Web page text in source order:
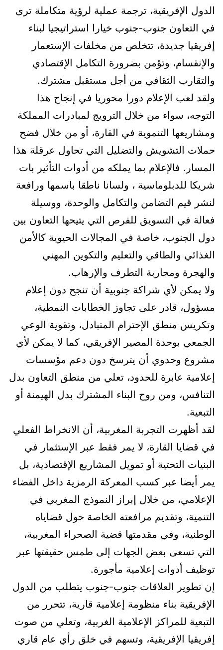
الدول الإفريقية، ترجمة عملية لرؤية متكاملة ترى
في التعاون جنوب-جنوب خيارا استراتيجيا لبناء
إفريقيا جديدة، تتخلص من مخلفات الإستعمار
والإنقسام، وتؤمن بضرورة التكامل الإقتصادي
والتقارب الثقافي من أجل مستقبل مشترك.
ولقد لعب الإعلام دورا محوريا في إنجاح هذا
التوجه، سواء من خلال الترويج لمبادرات المملكة
ومشاريعها التنموية في القارة، أو من خلال فضح
حملات التشويش والتضليل التي تحاول عرقلة هذا
المسار. فالإعلام بما يملكه من أدوات التأثير بات
شريكا للدبلوماسية ، ولسانا ناطقا باسمها ورافعة
لنشر قيم التضامن والتكامل والوحدة، ووسيلة
فعالة في التسويق للفرص التي يتيحها التعاون بين
دول الجنوب، خاصة في المجالات الحيوية كالأمن
الغذائي والطاقي والتعليم والتكوين المهني
والهجرة ومحاربة التطرف والإرهاب.
ولا يمكن لأي شراكة جنوبية أن تنجح دون إعلام
مسؤول، قادر على تجاوز الخطابات النمطية،
وتكريس منطق الإحترام المتبادل، وتقوية الوعي
الجمعي بوحدة المصير الإفريقي، كما لا يمكن لأي
مشروع وحدوي أن يترسخ دون دعم مؤسسات
إعلامية عابرة للحدود، تعلي من منطق التعاون بدل
التنافس، ومن روح البناء المشترك بدل الهيمنة أو
التبعية.
لقد أظهرت التجربة المغربية، أن الانخراط الفعلي
في قضايا القارة، لا يمر فقط عبر الإستثمار في
البنيات التحتية أو تمويل المشاريع الإقتصادية، بل
يمر أيضا عبر كسب المعركة الرمزية داخل الفضاء
الإعلامي، من خلال إبراز النموذج المغربي في
التنمية، وتقديم مرافعته الخاصة حول قضاياه
الوطنية، وفي مقدمتها قضية الصحراء المغربية،
التي تسعى بعض الجهات إلى طمس حقيقتها عبر
توظيف أدوات إعلامية مأجورة.
إن تطوير العلاقات جنوب-جنوب يتطلب من الدول
الإفريقية بناء منظومة إعلامية قارية، تتحرر من
التبعية للمراكز الإعلامية الغربية، وتعلي من صوت
إفريقيا الإفريقية، وتسهم في خلق رأي عام قاري